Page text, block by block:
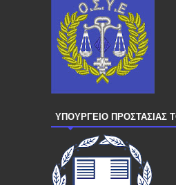
ΥΠΟΥΡΓΕΙΟ ΠΡΟΣΤΑΣΙΑΣ